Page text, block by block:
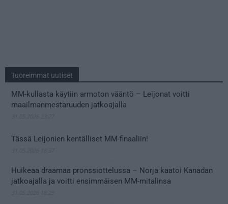
Tuoreimmat uutiset
MM-kullasta käytiin armoton vääntö – Leijonat voitti
maailmanmestaruuden jatkoajalla
Tässä Leijonien kentälliset MM-finaaliin!
Huikeaa draamaa pronssiottelussa – Norja kaatoi Kanadan
jatkoajalla ja voitti ensimmäisen MM-mitalinsa